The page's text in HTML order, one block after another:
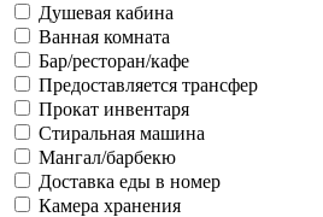
Душевая кабина
Ванная комната
Бар/ресторан/кафе
Предоставляется трансфер
Прокат инвентаря
Стиральная машина
Мангал/барбекю
Доставка еды в номер
Камера хранения